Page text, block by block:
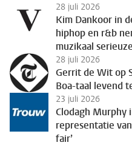
28 juli 2026
Kim Dankoor in
hiphop en r&b
muzikaal
28 juli 2026
Gerrit de Wit op
Boa-taal levend
23 juli 2026
Clodagh Murphy
representatie
fair’